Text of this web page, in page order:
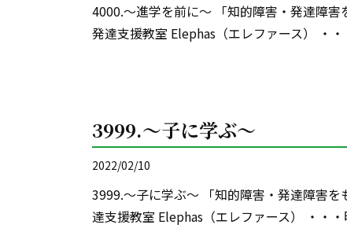
4000.～進学を前に～ 「知的障害・発達障
発達支援教室 Elephas（エレファース） ・
3999.～子に学ぶ～
2022/02/10
3999.～子に学ぶ～ 「知的障害・発達障害
達支援教室 Elephas（エレファース） ・・